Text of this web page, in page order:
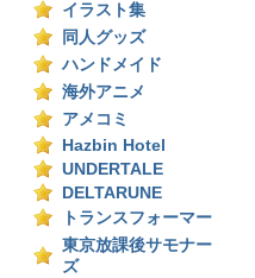
イラスト集
同人グッズ
ハンドメイド
海外アニメ
アメコミ
Hazbin Hotel
UNDERTALE
DELTARUNE
トランスフォーマー
東京放課後サモナー
ズ